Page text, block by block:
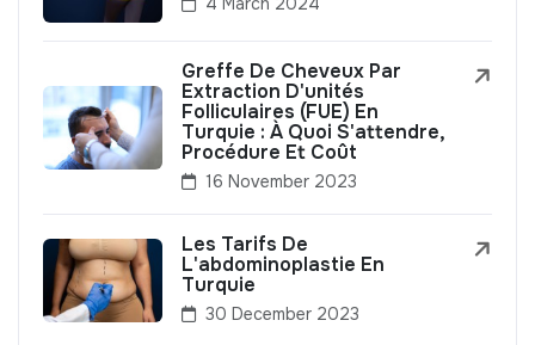
Greffe De Cheveux Par
Extraction D'unités
Folliculaires (FUE) En
Turquie : À Quoi S'attendre,
Procédure Et Coût
16 November 2023
Les Tarifs De
L'abdominoplastie En
Turquie
30 December 2023